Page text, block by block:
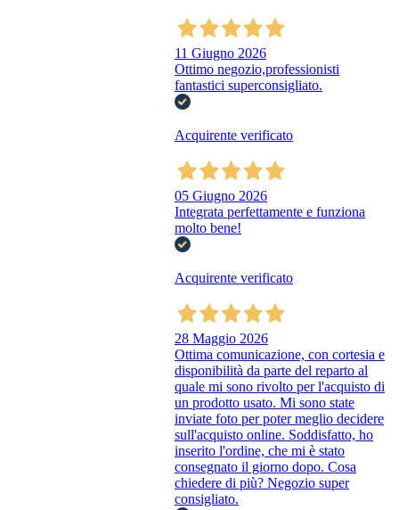
11 Giugno 2026
Ottimo negozio,professionisti
fantastici superconsigliato.
Acquirente verificato
05 Giugno 2026
Integrata perfettamente e funziona
molto bene!
Acquirente verificato
28 Maggio 2026
Ottima comunicazione, con cortesia e
disponibilità da parte del reparto al
quale mi sono rivolto per l'acquisto di
un prodotto usato. Mi sono state
inviate foto per poter meglio decidere
sull'acquisto online. Soddisfatto, ho
inserito l'ordine, che mi è stato
consegnato il giorno dopo. Cosa
chiedere di più? Negozio super
consigliato.